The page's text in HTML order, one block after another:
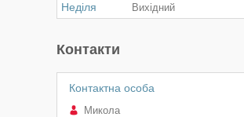
Неділя Вихідний
Контакти
Микола